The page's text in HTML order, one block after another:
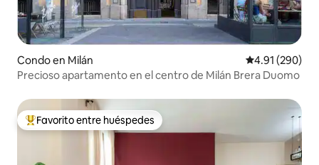
Condo en Milán Calificación
4.91 (290)
Precioso apartamento en el centro de Milán Brera Duomo
Favorito entre huéspedes preferido
Favorito entre huéspedes